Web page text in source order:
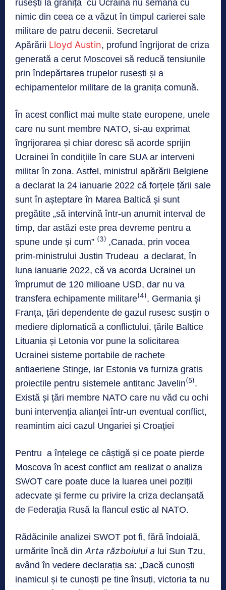
rusești la granița cu Ucraina nu semăna cu
nimic din ceea ce a văzut în timpul carierei sale
militare de patru decenii. Secretarul
Apărării Lloyd Austin, profund îngrijorat de criza
generată a cerut Moscovei să reducă tensiunile
prin îndepărtarea trupelor rusești și a
echipamentelor militare de la granița comună.
În acest conflict mai multe state europene, unele
care nu sunt membre NATO, si-au exprimat
îngrijorarea și chiar doresc să acorde sprijin
Ucrainei în condițiile în care SUA ar interveni
militar în zona. Astfel, ministrul apărării Belgiene
a declarat la 24 ianuarie 2022 că forțele țării sale
sunt în așteptare în Marea Baltică și sunt
pregătite „să intervină într-un anumit interval de
timp, dar astăzi este prea devreme pentru a
spune unde și cum” (3) ,Canada, prin vocea
prim-ministrului Justin Trudeau a declarat, în
luna ianuarie 2022, că va acorda Ucrainei un
împrumut de 120 milioane USD, dar nu va
transfera echipamente militare(4), Germania și
Franța, țări dependente de gazul rusesc susțin o
mediere diplomatică a conflictului, țările Baltice
Lituania și Letonia vor pune la solicitarea
Ucrainei sisteme portabile de rachete
antiaeriene Stinge, iar Estonia va furniza gratis
proiectile pentru sistemele antitanc Javelin(5).
Există și țări membre NATO care nu văd cu ochi
buni intervenția alianței într-un eventual conflict,
reamintim aici cazul Ungariei și Croației
Pentru a înțelege ce câștigă și ce poate pierde
Moscova în acest conflict am realizat o analiza
SWOT care poate duce la luarea unei poziții
adecvate și ferme cu privire la criza declanșată
de Federația Rusă la flancul estic al NATO.
Rădăcinile analizei SWOT pot fi, fără îndoială,
urmărite încă din Arta războiului a lui Sun Tzu,
având în vedere declarația sa: „Dacă cunoști
inamicul și te cunoști pe tine însuți, victoria ta nu